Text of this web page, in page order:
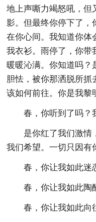
地上声嘶力竭怒吼，但
影。但最终你停下了，
在你心间。我知道你体
我衣衫。雨停了，你带
暖暖沁满。你知道吗？
胆怯，被你那洒脱所
该如何前往。你是我黎
春，你听到了吗？
是你红了我们激情
我们希望。一切只因有
春，你让我如此迷
春，你让我如此陶
春，你让我如此向